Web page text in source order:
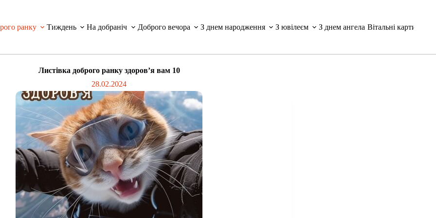
ранку Тиждень На добраніч Доброго вечора З днем народження З ювілеєм З днем ангела Вітальні картинки і
Листівка доброго ранку здоров’я вам 10
28.02.2024